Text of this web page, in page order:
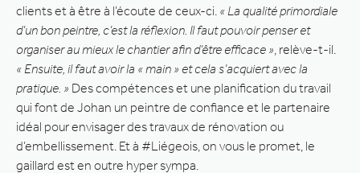
clients et à être à l’écoute de ceux-ci. « La qualité primordiale
d’un bon peintre, c’est la réflexion. Il faut pouvoir penser et
organiser au mieux le chantier afin d’être efficace » , relève-t-il.
« Ensuite, il faut avoir la « main » et cela s’acquiert avec la
pratique. » Des compétences et une planification du travail
qui font de Johan un peintre de confiance et le partenaire
idéal pour envisager des travaux de rénovation ou
d’embellissement. Et à #Liégeois, on vous le promet, le
gaillard est en outre hyper sympa.